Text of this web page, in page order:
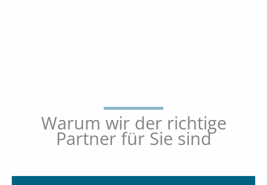
Warum wir der richtige
Partner für Sie sind